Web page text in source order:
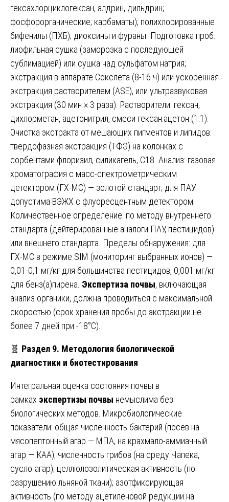
гексахлорциклогексан, алдрин, дильдрин;
фосфорорганические; карбаматы); полихлорированные
бифенилы (ПХБ); диоксины и фураны. Подготовка проб:
лиофильная сушка (заморозка с последующей
сублимацией) или сушка над сульфатом натрия;
экстракция в аппарате Сокслета (8-16 ч) или ускоренная
экстракция растворителем (ASE), или ультразвуковая
экстракция (30 мин × 3 раза). Растворители: гексан,
дихлорметан, ацетонитрил, смеси гексан:ацетон (1:1).
Очистка экстракта от мешающих пигментов и липидов:
твердофазная экстракция (ТФЭ) на колонках с
сорбентами флоризил, силикагель, C18. Анализ: газовая
хроматография с масс-спектрометрическим
детектором (ГХ-МС) — золотой стандарт; для ПАУ
допустима ВЭЖХ с флуоресцентным детектором.
Количественное определение: по методу внутреннего
стандарта (дейтерированные аналоги ПАУ, пестицидов)
или внешнего стандарта. Пределы обнаружения: для
ГХ-МС в режиме SIM (мониторинг выбранных ионов) —
0,01-0,1 мг/кг для большинства пестицидов, 0,001 мг/кг
для бенз(а)пирена. Экспертиза почвы, включающая
анализ органики, должна проводиться с максимальной
скоростью (срок хранения пробы до экстракции не
более 7 дней при -18°C).
🧬 Раздел 9. Методология биологической
диагностики и биотестирования
Интегральная оценка состояния почвы в
рамках экспертизы почвы немыслима без
биологических методов. Микробиологические
показатели: общая численность бактерий (посев на
мясопептонный агар — МПА, на крахмало-аммиачный
агар — КАА); численность грибов (на среду Чапека,
сусло-агар); целлюлозолитическая активность (по
разрушению льняной ткани); азотфиксирующая
активность (по методу ацетиленовой редукции на